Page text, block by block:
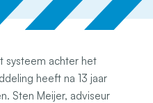
systeem achter het
heeft na 13 jaar
Sten Meijer, adviseur